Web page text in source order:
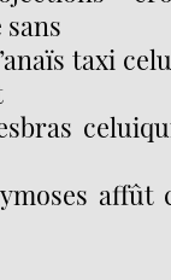
taxi
affût